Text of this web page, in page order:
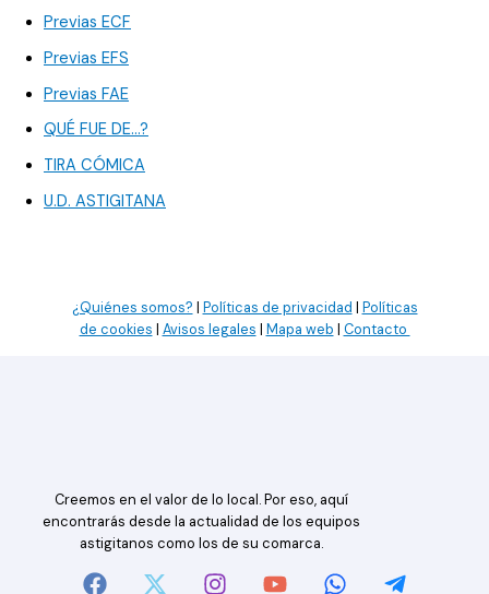
Previas ECF
Previas EFS
Previas FAE
QUÉ FUE DE…?
TIRA CÓMICA
U.D. ASTIGITANA
¿Quiénes somos? | Políticas de privacidad | Políticas
de cookies | Avisos legales | Mapa web | Contacto
Creemos en el valor de lo local. Por eso, aquí
encontrarás desde la actualidad de los equipos
astigitanos como los de su comarca.